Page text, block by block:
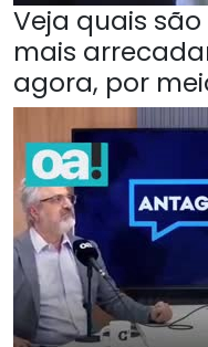
Veja quais
mais
agora, por